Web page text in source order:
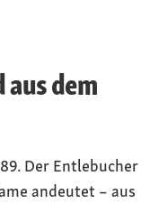
dem
Der Entlebucher
andeutet – aus